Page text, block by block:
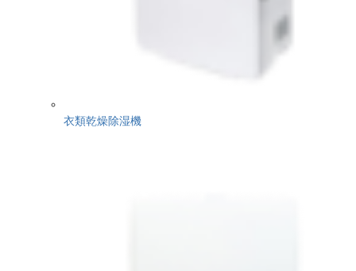
衣類乾燥除湿機